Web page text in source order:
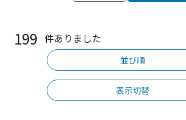
199 件ありました
並び順
表示切替